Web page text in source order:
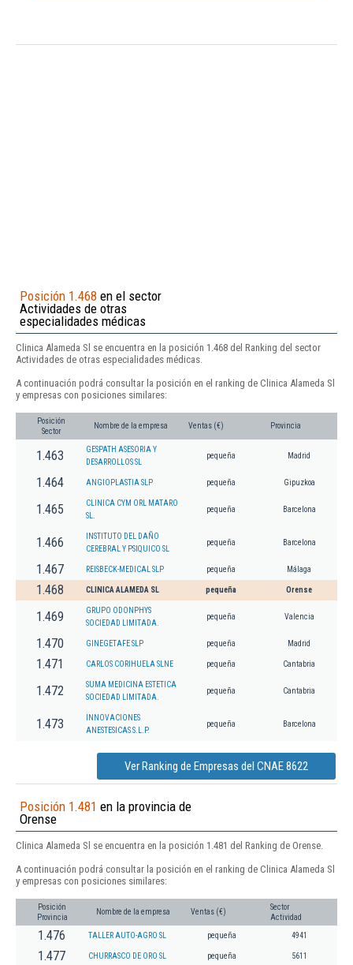
Posición 1.468 en el sector
Actividades de otras
especialidades médicas
Clinica Alameda Sl se encuentra en la posición 1.468 del Ranking del sector
Actividades de otras especialidades médicas.
A continuación podrá consultar la posición en el ranking de Clinica Alameda Sl
y empresas con posiciones similares:
Posición
Sector
Nombre de la empresa Ventas (€) Provincia
1.463
GESPATH ASESORIA Y
DESARROLLOS SL
pequeña Madrid
1.464 ANGIOPLASTIA SLP pequeña Gipuzkoa
1.465
CLINICA CYM ORL MATARO
SL.
pequeña Barcelona
1.466
INSTITUTO DEL DAÑO
CEREBRAL Y PSIQUICO SL
pequeña Barcelona
1.467 REISBECK-MEDICAL SLP pequeña Málaga
1.468 CLINICA ALAMEDA SL pequeña Orense
1.469
GRUPO ODONPHYS
SOCIEDAD LIMITADA.
pequeña Valencia
1.470 GINEGETAFE SLP pequeña Madrid
1.471 CARLOS CORIHUELA SLNE pequeña Cantabria
1.472
SUMA MEDICINA ESTETICA
SOCIEDAD LIMITADA.
pequeña Cantabria
1.473
INNOVACIONES
ANESTESICAS S.L.P.
pequeña Barcelona
Ver Ranking de Empresas del CNAE 8622
Posición 1.481 en la provincia de
Orense
Clinica Alameda Sl se encuentra en la posición 1.481 del Ranking de Orense.
A continuación podrá consultar la posición en el ranking de Clinica Alameda Sl
y empresas con posiciones similares:
Posición
Provincia
Nombre de la empresa Ventas (€)
Sector
Actividad
1.476 TALLER AUTO-AGRO SL pequeña 4941
1.477 CHURRASCO DE ORO SL pequeña 5611